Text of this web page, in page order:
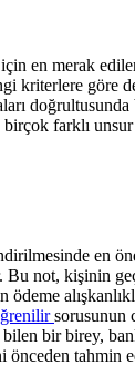
en merak
kriterlere göre
farklı unsur
en
Bu not, kişinin
ödeme
sorusunun
bir birey,
önceden tahmin